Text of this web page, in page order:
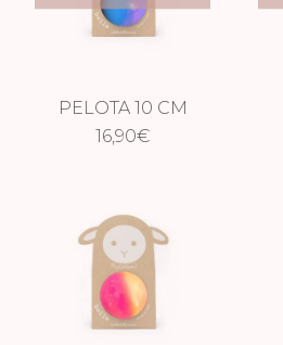
PELOTA 10 CM
GUM AZUL
16,90€